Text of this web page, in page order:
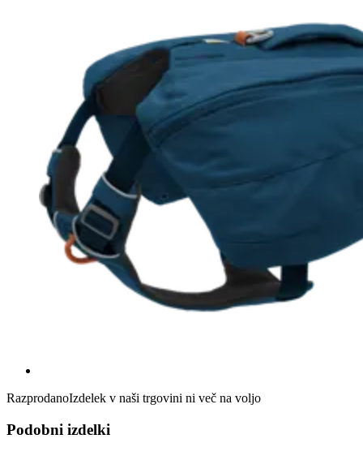
RazprodanoIzdelek v naši trgovini ni več na voljo
Podobni izdelki